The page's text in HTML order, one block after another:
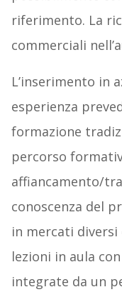
riferimento. La
commerciali
L’inserimento in
esperienza
formazione
percorso
affiancamento/
conoscenza del
in mercati
lezioni in aula
integrate da un